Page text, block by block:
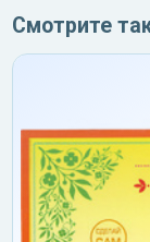
Смотрите